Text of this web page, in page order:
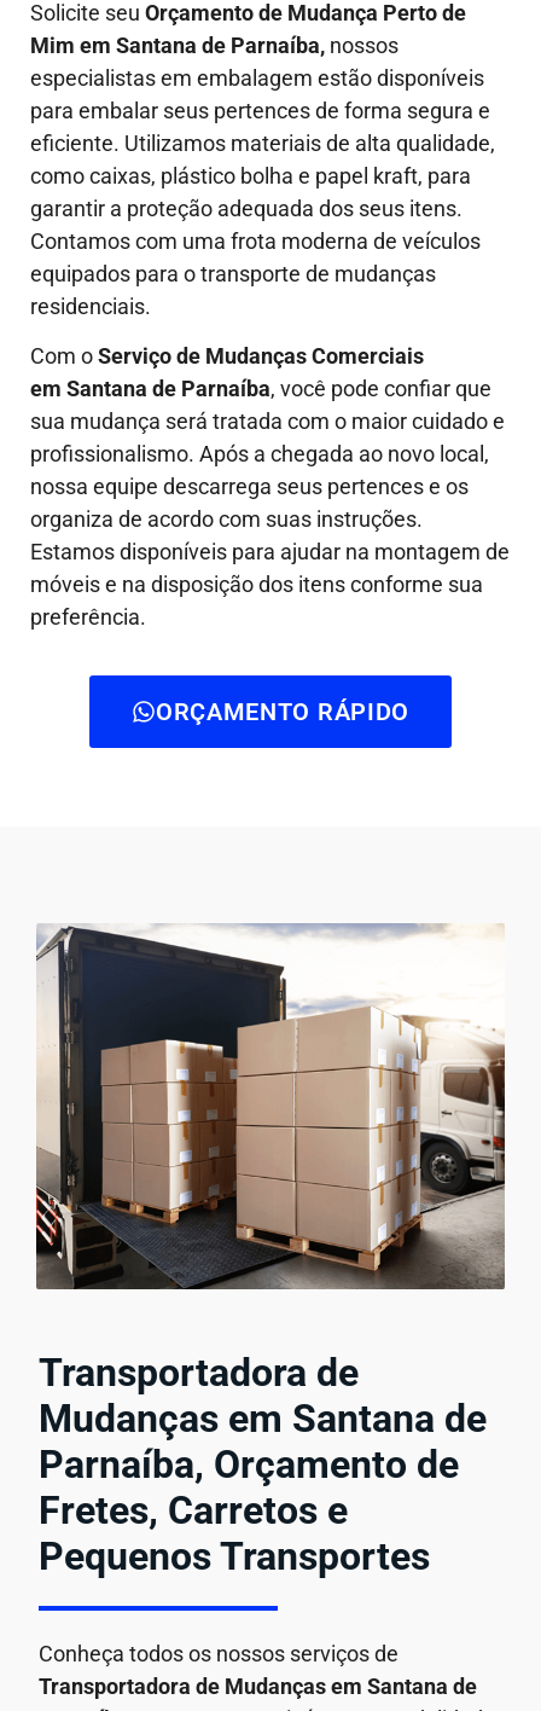
Solicite seu Orçamento de Mudança Perto de
Mim em Santana de Parnaíba, nossos
especialistas em embalagem estão disponíveis
para embalar seus pertences de forma segura e
eficiente. Utilizamos materiais de alta qualidade,
como caixas, plástico bolha e papel kraft, para
garantir a proteção adequada dos seus itens.
Contamos com uma frota moderna de veículos
equipados para o transporte de mudanças
residenciais.
Com oServiço de Mudanças Comerciais
em Santana de Parnaíba, você pode confiar que
sua mudança será tratada com o maior cuidado e
profissionalismo. Após a chegada ao novo local,
nossa equipe descarrega seus pertences e os
organiza de acordo com suas instruções.
Estamos disponíveis para ajudar na montagem de
móveis e na disposição dos itens conforme sua
preferência.
ORÇAMENTO RÁPIDO
Transportadora de
Mudanças em Santana de
Parnaíba, Orçamento de
Fretes, Carretos e
Pequenos Transportes
Conheça todos os nossos serviços de
Transportadora de Mudanças em Santana de